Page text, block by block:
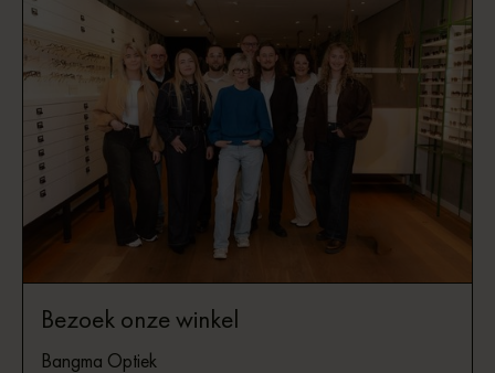
Bezoek onze winkel
Bangma Optiek